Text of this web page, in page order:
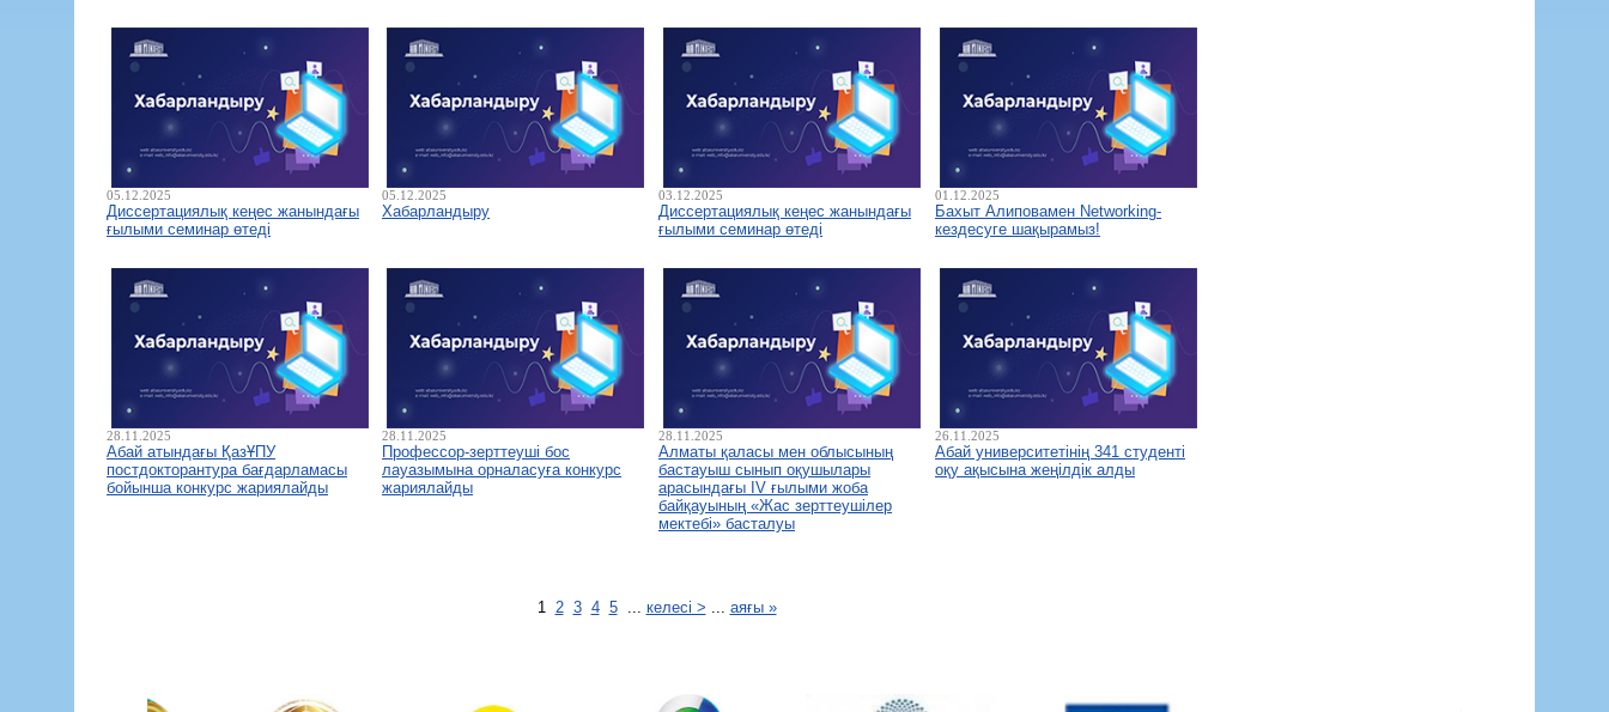
05.12.2025
Диссертациялық кеңес жанындағы
ғылыми семинар өтеді
05.12.2025
Хабарландыру
03.12.2025
Диссертациялық кеңес жанындағы
ғылыми семинар өтеді
01.12.2025
Бахыт Алиповамен Networking-
кездесуге шақырамыз!
28.11.2025
Абай атындағы ҚазҰПУ
постдокторантура бағдарламасы
бойынша конкурс жариялайды
28.11.2025
Профессор-зерттеуші бос
лауазымына орналасуға конкурс
жариялайды
28.11.2025
Алматы қаласы мен облысының
бастауыш сынып оқушылары
арасындағы IV ғылыми жоба
байқауының «Жас зерттеушілер
мектебі» басталуы
26.11.2025
Абай университетінің 341 студенті
оқу ақысына жеңілдік алды
1 2 3 4 5... келесі > ... аяғы »